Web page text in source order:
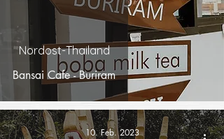
Bansai Cafe - Buriram
Nordost-Thailand
10. Feb. 2023